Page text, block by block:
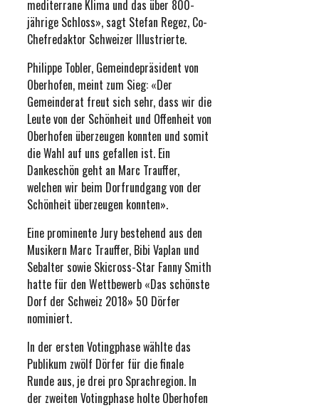
mediterrane Klima und das über 800-
jährige Schloss», sagt Stefan Regez, Co-
Chefredaktor Schweizer Illustrierte.
Philippe Tobler, Gemeindepräsident von
Oberhofen, meint zum Sieg: «Der
Gemeinderat freut sich sehr, dass wir die
Leute von der Schönheit und Offenheit von
Oberhofen überzeugen konnten und somit
die Wahl auf uns gefallen ist. Ein
Dankeschön geht an Marc Trauffer,
welchen wir beim Dorfrundgang von der
Schönheit überzeugen konnten».
Eine prominente Jury bestehend aus den
Musikern Marc Trauffer, Bibi Vaplan und
Sebalter sowie Skicross-Star Fanny Smith
hatte für den Wettbewerb «Das schönste
Dorf der Schweiz 2018» 50 Dörfer
nominiert.
In der ersten Votingphase wählte das
Publikum zwölf Dörfer für die finale
Runde aus, je drei pro Sprachregion. In
der zweiten Votingphase holte Oberhofen